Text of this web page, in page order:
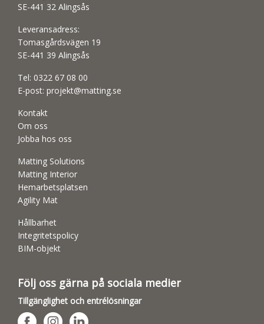
SE-441 32 Alingsås
Leveransadress:
Tomasgårdsvägen 19
SE-441 39 Alingsås
Tel: 0322 67 08 00
E-post: projekt@matting.se
Kontakt
Om oss
Jobba hos oss
Matting Solutions
Matting Interior
Hemarbetsplatsen
Agility Mat
Hållbarhet
Integritetspolicy
BIM-objekt
Följ oss gärna på sociala medier
Tillgänglighet och entrélösningar